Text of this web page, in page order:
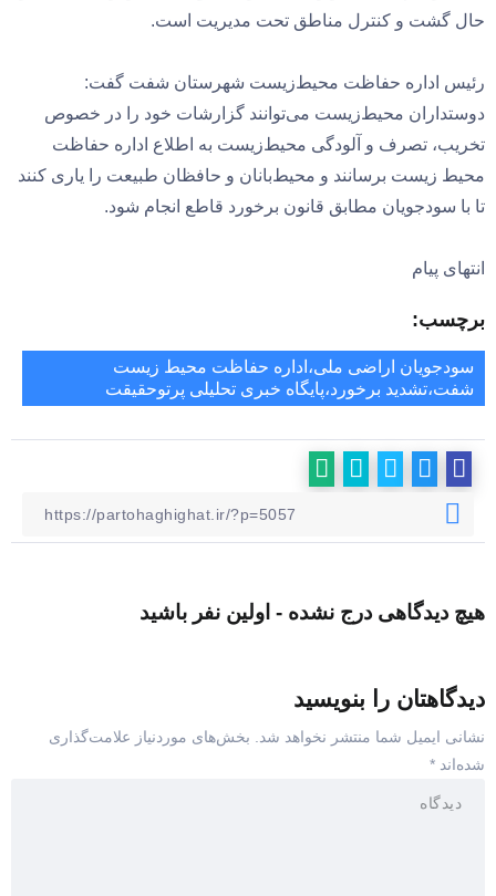
حال گشت و کنترل مناطق تحت مدیریت است.
رئیس اداره حفاظت محیط‌زیست شهرستان شفت گفت:
دوستداران محیط‌زیست می‌توانند گزارشات خود را در خصوص
تخریب، تصرف و آلودگی محیط‌زیست به اطلاع اداره حفاظت
محیط زیست برسانند و محیط‌بانان و حافظان طبیعت را یاری کنند
تا با سودجویان مطابق قانون برخورد قاطع انجام شود.
انتهای پیام
برچسب:
سودجویان اراضی ملی،اداره حفاظت محیط زیست
شفت،تشدید برخورد،پایگاه خبری تحلیلی پرتوحقیقت
هیچ دیدگاهی درج نشده - اولین نفر باشید
دیدگاهتان را بنویسید
نشانی ایمیل شما منتشر نخواهد شد.
بخش‌های موردنیاز علامت‌گذاری
شده‌اند *